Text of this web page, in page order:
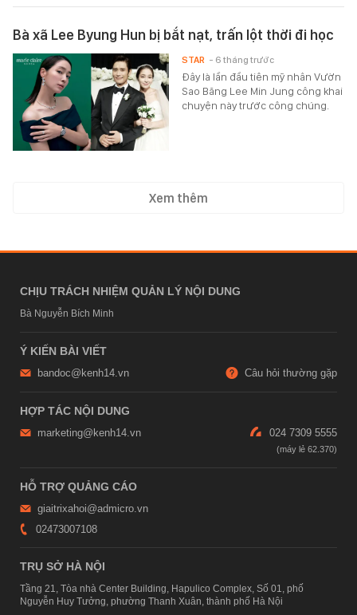
Bà xã Lee Byung Hun bị bắt nạt, trấn lột thời đi học
Đây là lần đầu tiên mỹ nhân Vườn
Sao Băng Lee Min Jung công khai
chuyện này trước công chúng.
STAR - 6 tháng trước
Xem thêm
CHỊU TRÁCH NHIỆM QUẢN LÝ NỘI DUNG
Bà Nguyễn Bích Minh
Ý KIẾN BÀI VIẾT
bandoc@kenh14.vn Câu hỏi thường gặp
HỢP TÁC NỘI DUNG
marketing@kenh14.vn 024 7309 5555
HỖ TRỢ QUẢNG CÁO
giaitrixahoi@admicro.vn
02473007108
TRỤ SỞ HÀ NỘI
Tầng 21, Tòa nhà Center Building, Hapulico Complex, Số 01, phố
Nguyễn Huy Tưởng, phường Thanh Xuân, thành phố Hà Nội